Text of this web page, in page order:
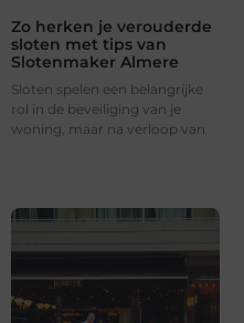
Zo herken je verouderde
sloten met tips van
Slotenmaker Almere
Sloten spelen een belangrijke
rol in de beveiliging van je
woning, maar na verloop van